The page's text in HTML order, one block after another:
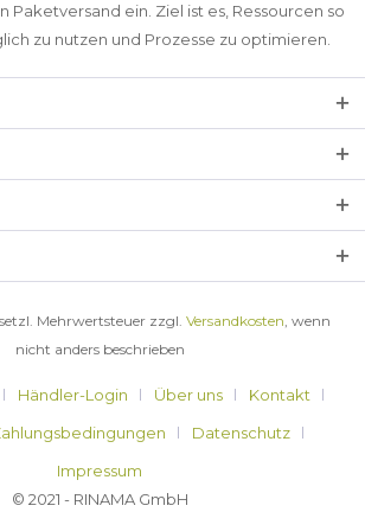
Paketversand ein. Ziel ist es, Ressourcen so
zu nutzen und Prozesse zu optimieren.
Mehrwertsteuer zzgl. Versandkosten, wenn
nicht anders beschrieben
Händler-Login Über uns
Kontakt
Datenschutz
Impressum
© 2021 - RINAMA GmbH